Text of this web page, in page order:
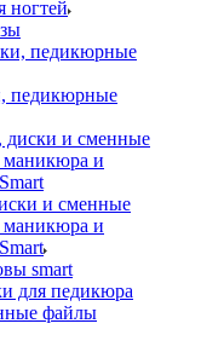
ногтей
педикюрные
и сменные
и
smart
для педикюра
файлы